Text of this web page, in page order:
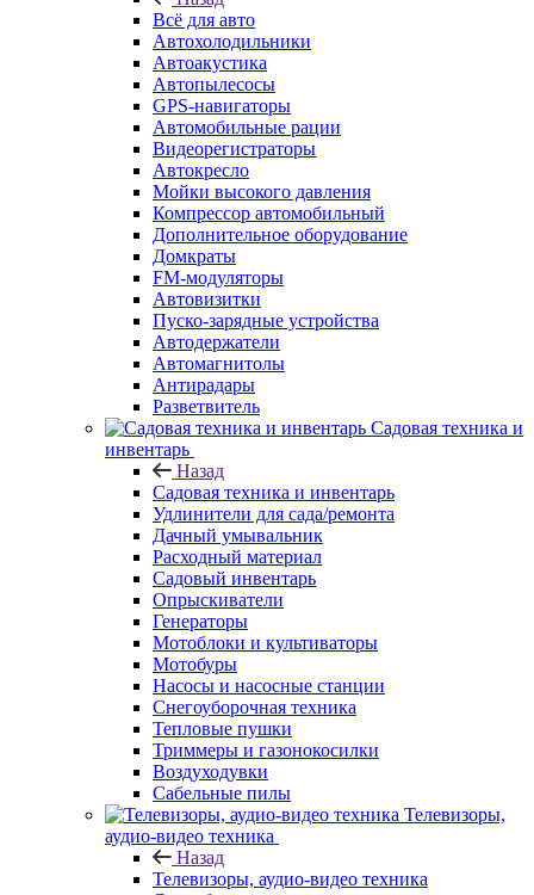
Всё для авто
Автохолодильники
Автоакустика
Автопылесосы
GPS-навигаторы
Автомобильные рации
Видеорегистраторы
Автокресло
Мойки высокого давления
Компрессор автомобильный
Дополнительное оборудование
Домкраты
FM-модуляторы
Автовизитки
Пуско-зарядные устройства
Автодержатели
Автомагнитолы
Антирадары
Разветвитель
Садовая техника и
инвентарь
Назад
Садовая техника и инвентарь
Удлинители для сада/ремонта
Дачный умывальник
Расходный материал
Садовый инвентарь
Опрыскиватели
Генераторы
Мотоблоки и культиваторы
Мотобуры
Насосы и насосные станции
Снегоуборочная техника
Тепловые пушки
Триммеры и газонокосилки
Воздуходувки
Сабельные пилы
Телевизоры,
аудио-видео техника
Назад
Телевизоры, аудио-видео техника